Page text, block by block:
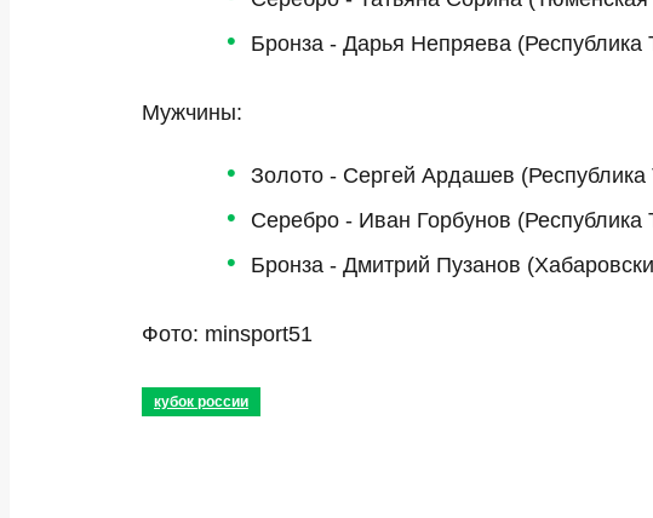
Бронза - Дарья Непряева (Республика
Мужчины:
Золото - Сергей Ардашев (Республика
Серебро - Иван Горбунов (Республика
Бронза - Дмитрий Пузанов
Фото: minsport51
кубок россии